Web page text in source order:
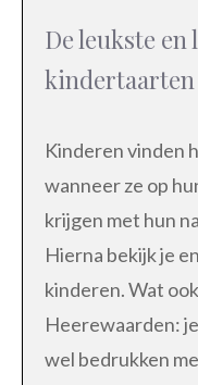
De leukste en
kindertaarten
Kinderen vinden
wanneer ze op
krijgen met hun
Hierna bekijk je
kinderen. Wat
Heerewaarden:
wel bedrukken